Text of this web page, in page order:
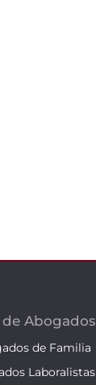
Abogados
de Familia
Laboralistas